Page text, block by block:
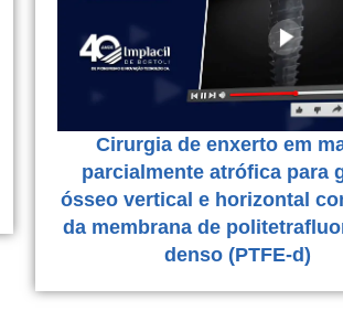
Cirurgia de enxerto em
parcialmente atrófica para
ósseo vertical e horizontal
da membrana de
denso (PTFE-d)